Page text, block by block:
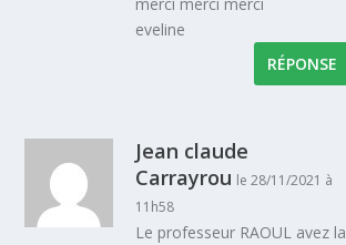
eveline
RÉPONSE
Jean claude
Carrayrou le 28/11/2021 à
11h58
Le professeur RAOUL avez la